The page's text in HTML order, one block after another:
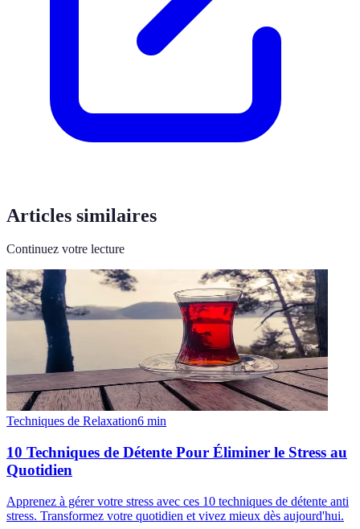
Articles similaires
Continuez votre lecture
Techniques de Relaxation6 min
10 Techniques de Détente Pour Éliminer le Stress au
Quotidien
Apprenez à gérer votre stress avec ces 10 techniques de détente anti
stress. Transformez votre quotidien et vivez mieux dès aujourd'hui.